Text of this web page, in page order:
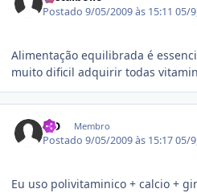
Postado9/05/2009 às 15:1105/
Alimentação equilibrada é
muito dificil adquirir todas
SiD Membro
Postado9/05/2009 às 15:1705/
Eu uso polivitaminico + calcio +